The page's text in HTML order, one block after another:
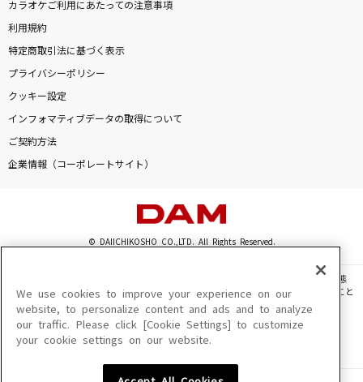
カラオケご利用にあたっての注意事項
利用規約
特定商取引法に基づく表示
プライバシーポリシー
クッキー設定
インフォマティブデータの取得について
ご契約方法
企業情報（コーポレートサイト）
© DAIICHIKOSHO CO.,LTD. All Rights Reserved.
このサイトに掲載されている一切の文章・画像・写真・動画・音声等を、手段や形態
を問わず、著作権法の定める範囲を超えて無断で複製、転載、ファイル化などすること
を禁じます。
楽曲及びコンテンツは、機種によりご利用いただけない場合があります。
楽曲及びコンテンツの配信日、配信内容が変更になる場合があります。
We use cookies to improve your experience on our
website, to personalize content and ads and to analyze
our traffic. Please click [Cookie Settings] to customize
your cookie settings on our website.